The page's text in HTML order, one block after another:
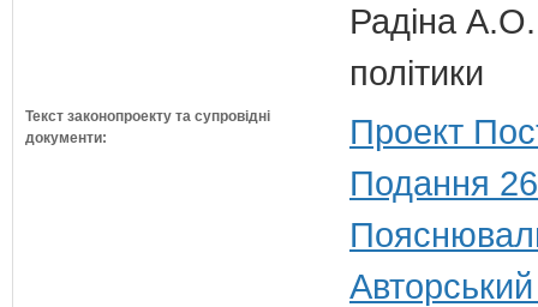
Радіна А.О.
політики
Текст законопроекту та супровідні
документи:
Проект
Подання